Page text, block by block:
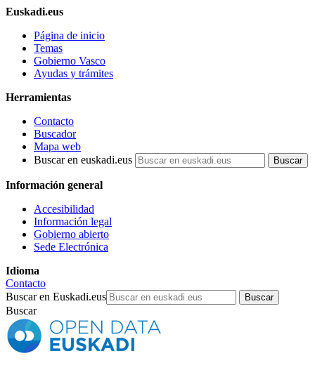
Euskadi.eus
Página de inicio
Temas
Gobierno Vasco
Ayudas y trámites
Herramientas
Contacto
Buscador
Mapa web
Buscar en euskadi.eus
Información general
Accesibilidad
Información legal
Gobierno abierto
Sede Electrónica
Idioma
Contacto
Buscar en Euskadi.eus
Buscar